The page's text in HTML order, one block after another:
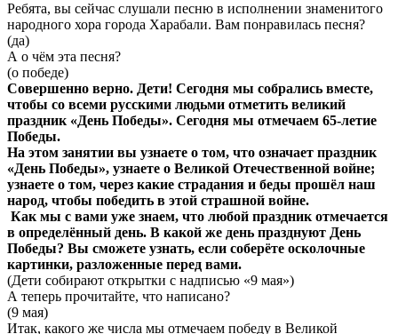
Ребята, вы сейчас слушали песню в исполнении знаменитого
народного хора города Харабали. Вам понравилась песня?
(да)
А о чём эта песня?
(о победе)
Совершенно верно. Дети! Сегодня мы собрались вместе,
чтобы со всеми русскими людьми отметить великий
праздник «День Победы». Сегодня мы отмечаем 65-летие
Победы.
На этом занятии вы узнаете о том, что означает праздник
«День Победы», узнаете о Великой Отечественной войне;
узнаете о том, через какие страдания и беды прошёл наш
народ, чтобы победить в этой страшной войне.
Как мы с вами уже знаем, что любой праздник отмечается
в определённый день. В какой же день празднуют День
Победы? Вы сможете узнать, если соберёте осколочные
картинки, разложенные перед вами.
(Дети собирают открытки с надписью «9 мая»)
А теперь прочитайте, что написано?
(9 мая)
Итак, какого же числа мы отмечаем победу в Великой